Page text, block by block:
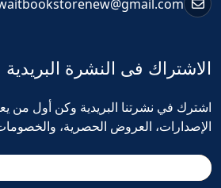
الاشتراك فى النشرة البريدية
اشترك في نشرتنا البريدية وكن أول
الإصدارات، العروض الحصرية،